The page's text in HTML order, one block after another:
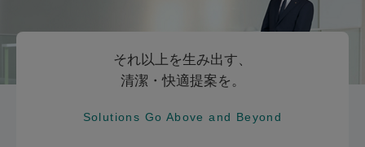
それ以上を生み出す、
清潔・快適提案を。
Solutions Go Above and Beyond